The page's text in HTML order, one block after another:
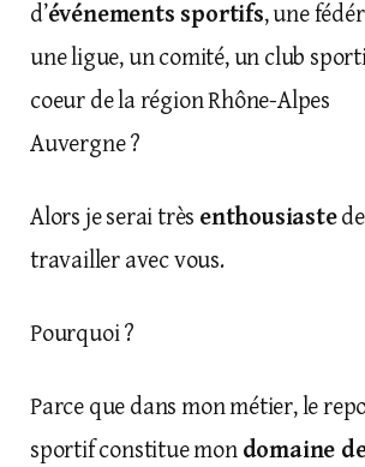
d’événements sportifs, une
une ligue, un comité, un club
coeur de la région Rhône-Alpes
Auvergne ?
Alors je serai très enthousiastede
travailler avec vous.
Pourquoi ?
Parce que dans mon métier, le
sportif constitue mon domaine